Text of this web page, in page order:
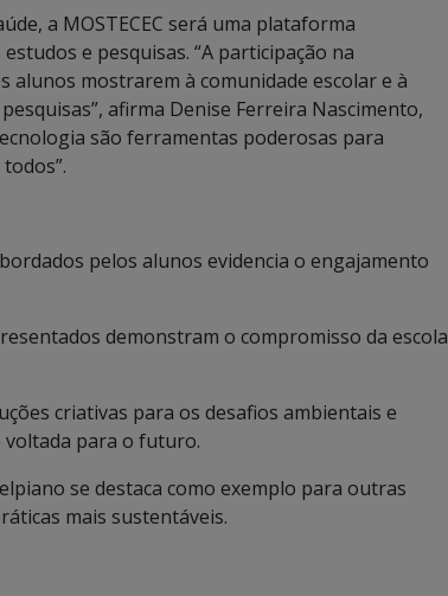
a MOSTECEC será uma plataforma
e pesquisas. “A participação na
alunos mostrarem à comunidade escolar e à
afirma Denise Ferreira Nascimento,
são ferramentas poderosas para
pelos alunos evidencia o engajamento
demonstram o compromisso da escola
criativas para os desafios ambientais e
voltada para o futuro.
se destaca como exemplo para outras
mais sustentáveis.